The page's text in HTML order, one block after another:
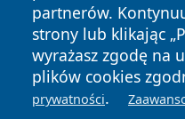
partnerów.
strony lub klikając
wyrażasz zgodę na
plików cookies
prywatności.
News Autorzy